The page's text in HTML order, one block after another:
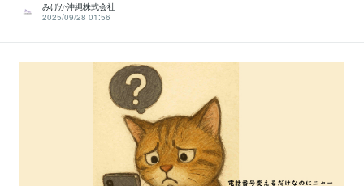
みげか沖縄株式会社
2025/09/28 01:56